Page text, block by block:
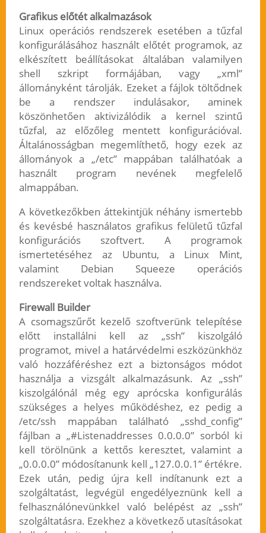
Grafikus előtét alkalmazások
Linux operációs rendszerek esetében a tűzfal
konfigurálásához használt előtét programok, az
elkészített beállításokat általában valamilyen
shell szkript formájában, vagy „xml”
állományként tárolják. Ezeket a fájlok töltődnek
be a rendszer indulásakor, aminek
köszönhetően aktivizálódik a kernel szintű
tűzfal, az előzőleg mentett konfigurációval.
Általánosságban megemlíthető, hogy ezek az
állományok a „/etc” mappában találhatóak a
használt program nevének megfelelő
almappában.
A következőkben áttekintjük néhány ismertebb
és kevésbé használatos grafikus felületű tűzfal
konfigurációs szoftvert. A programok
ismertetéséhez az Ubuntu, a Linux Mint,
valamint Debian Squeeze operációs
rendszereket voltak használva.
Firewall Builder
A csomagszűrőt kezelő szoftverünk telepítése
előtt installálni kell az „ssh” kiszolgáló
programot, mivel a határvédelmi eszközünkhöz
való hozzáféréshez ezt a biztonságos módot
használja a vizsgált alkalmazásunk. Az „ssh”
kiszolgálónál még egy aprócska konfigurálás
szükséges a helyes működéshez, ez pedig a
/etc/ssh mappában található „sshd_config”
fájlban a „#Listenaddresses 0.0.0.0” sorból ki
kell törölnünk a kettős keresztet, valamint a
„0.0.0.0” módosítanunk kell „127.0.0.1” értékre.
Ezek után, pedig újra kell indítanunk ezt a
szolgáltatást, legvégül engedélyeznünk kell a
felhasználónevünkkel való belépést az „ssh”
szolgáltatásra. Ezekhez a következő utasításokat